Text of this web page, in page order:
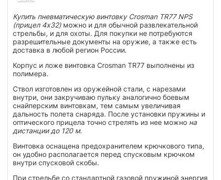
Купить пневматическую винтовку Crosman TR77 NPS
(прицел 4х32) можно и для обычной развлекательной
стрельбы, и для охоты. Для покупки не потребуются
разрешительные документы на оружие, а также есть
доставка в любой регион России.
Корпус и ложе винтовка Crosman TR77 выполнены из
полимера.
Ствол изготовлен из оружейной стали, с нарезами
внутри, они закручиваю пульку аналогично боевым
снайперским винтовкам, тем самым увеличивая
дальность полета снаряда. После установки пружины и
оптического прицела точно стрелять из нее можно на
дистанции до 120 м.
Винтовка оснащена предохранителем крючкового типа,
он удобно располагается перед спусковым крючком
внутри спусковой скобы.
При стрельбе со стандартной газовой пружиной энергия